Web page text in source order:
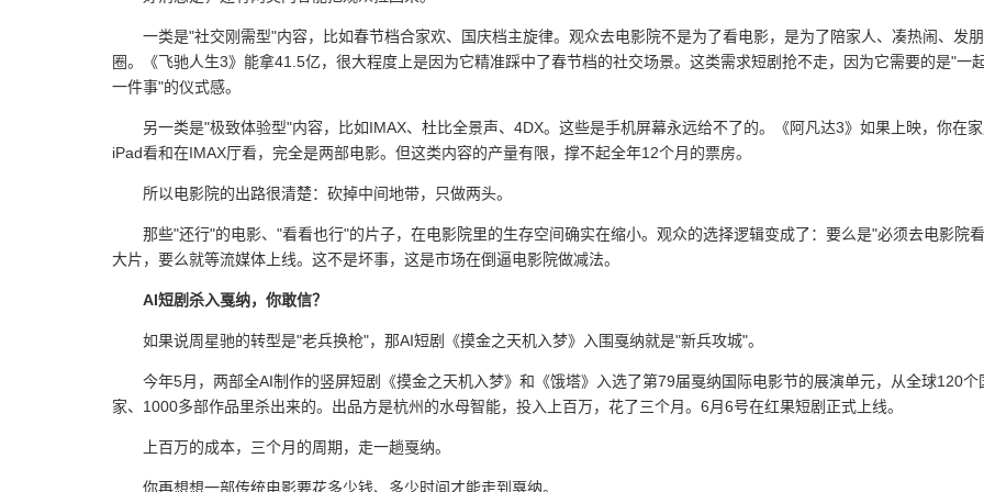
一类是"社交刚需型"内容，比如春节档合家欢、国庆档主旋律。观众去电影院不是为了看电影，是为了陪家人、凑热闹、发
圈。《飞驰人生3》能拿41.5亿，很大程度上是因为它精准踩中了春节档的社交场景。这类需求短剧抢不走，因为它需要的是"一
一件事"的仪式感。
另一类是"极致体验型"内容，比如IMAX、杜比全景声、4DX。这些是手机屏幕永远给不了的。《阿凡达3》如果上映，你在家
iPad看和在IMAX厅看，完全是两部电影。但这类内容的产量有限，撑不起全年12个月的票房。
所以电影院的出路很清楚：砍掉中间地带，只做两头。
那些"还行"的电影、"看看也行"的片子，在电影院里的生存空间确实在缩小。观众的选择逻辑变成了：要么是"必须去电影院
大片，要么就等流媒体上线。这不是坏事，这是市场在倒逼电影院做减法。
AI短剧杀入戛纳，你敢信？
如果说周星驰的转型是"老兵换枪"，那AI短剧《摸金之天机入梦》入围戛纳就是"新兵攻城"。
今年5月，两部全AI制作的竖屏短剧《摸金之天机入梦》和《饿塔》入选了第79届戛纳国际电影节的展演单元，从全球120个
家、1000多部作品里杀出来的。出品方是杭州的水母智能，投入上百万，花了三个月。6月6号在红果短剧正式上线。
上百万的成本，三个月的周期，走一趟戛纳。
你再想想一部传统电影要花多少钱、多少时间才能走到戛纳。